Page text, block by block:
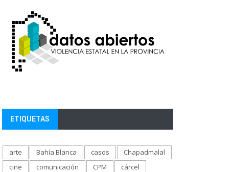
ETIQUETAS
arte Bahía Blanca casos
Chapadmalal
cine
comunicación CPM
cárcel